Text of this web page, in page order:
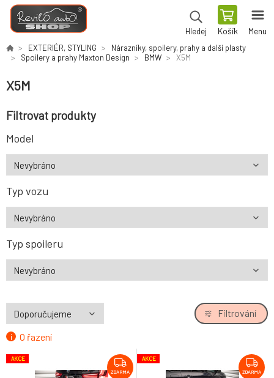
Hledej Košík Menu
EXTERIÉR, STYLING
Nárazníky, spoilery, prahy a další plasty
Spoilery a prahy Maxton Design
BMW X5M
X5M
Filtrovat produkty
Model
Typ vozu
Typ spoileru
O řazení
Filtrování
AKCE
ZDARMA
AKCE
ZDARMA